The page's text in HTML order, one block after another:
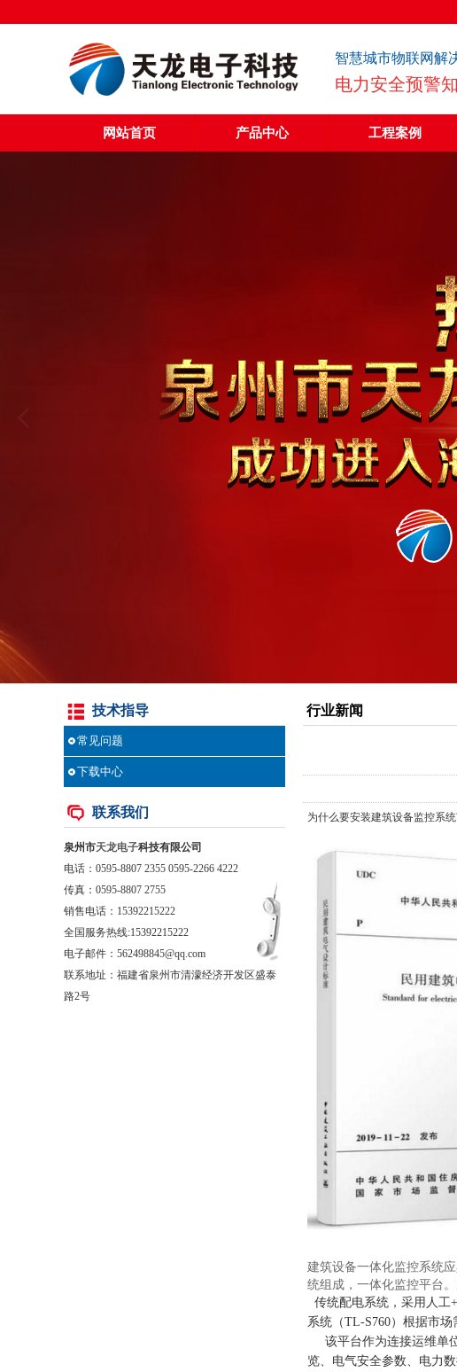
智慧城市物联网解
电力安全预警
网站首页 产品中心 工程案例
技术指导
常见问题
下载中心
联系我们
泉州市天龙电子科技有限公司
电话：0595-8807 2355 0595-2266 4222
传真：0595-8807 2755
销售电话： 15392215222
全国服务热线:15392215222
电子邮件：562498845@qq.com
联系地址：福建省泉州市清濛经济开发区盛泰
路2号
行业新闻
为什么要安装建筑设备监控系
建筑设备一体化监控系统
统组成，一体化监控平台
传统配电系统，采用人工
系统（TL-S760）根据市
该平台作为连接运维单
览、电气安全参数、电力